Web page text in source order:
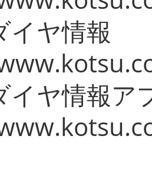
イヤ情報
イヤ情報ア